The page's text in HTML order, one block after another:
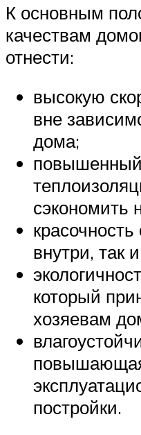
К основным
качествам
отнести:
высокую
вне
дома;
сэкономить
внутри, так
который
хозяевам
постройки.